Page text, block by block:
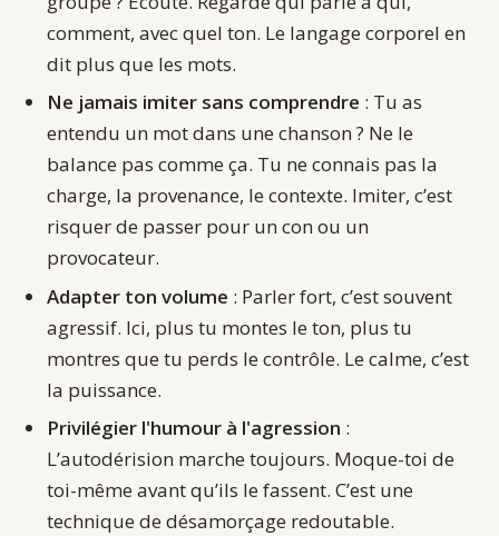
comment, avec quel ton. Le langage corporel en
dit plus que les mots.
Ne jamais imiter sans comprendre : Tu as
entendu un mot dans une chanson ? Ne le
balance pas comme ça. Tu ne connais pas la
charge, la provenance, le contexte. Imiter, c’est
risquer de passer pour un con ou un
provocateur.
Adapter ton volume : Parler fort, c’est souvent
agressif. Ici, plus tu montes le ton, plus tu
montres que tu perds le contrôle. Le calme, c’est
la puissance.
Privilégier l'humour à l'agression :
L’autodérision marche toujours. Moque-toi de
toi-même avant qu’ils le fassent. C’est une
technique de désamorçage redoutable.